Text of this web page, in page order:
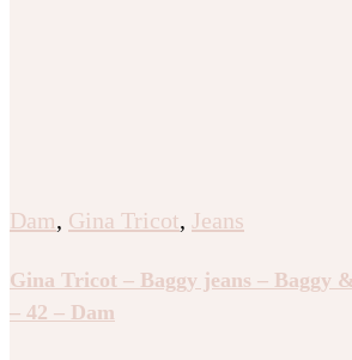
Dam, Gina Tricot, Jeans
Gina Tricot – Baggy jeans – Baggy
– 42 – Dam